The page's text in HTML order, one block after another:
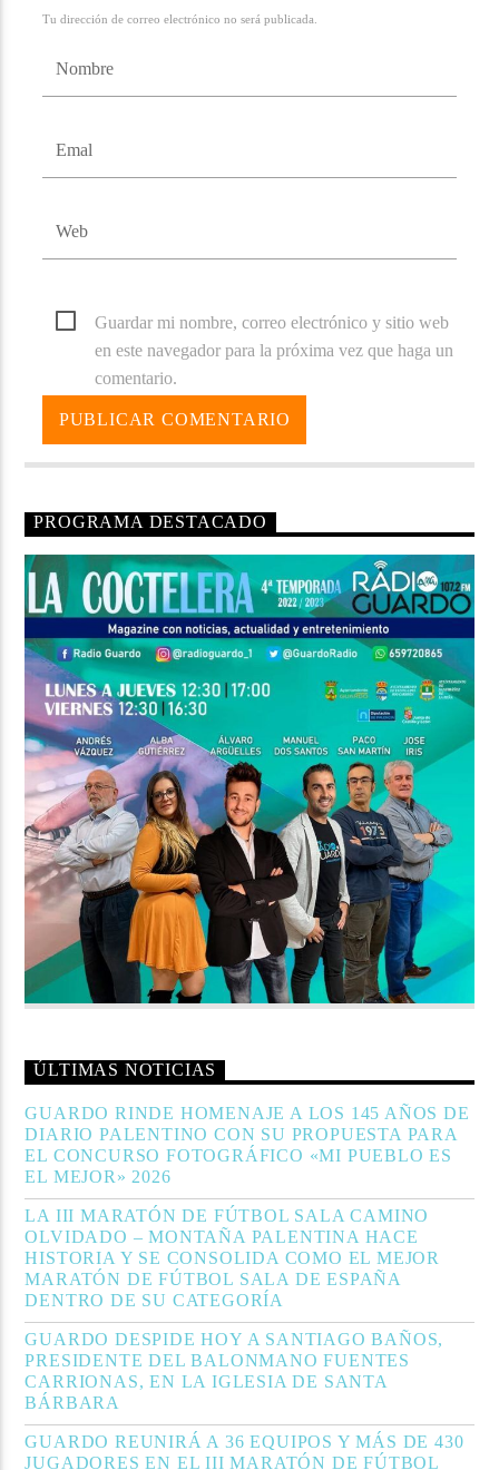
Tu dirección de correo electrónico no será publicada.
Guardar mi nombre, correo electrónico y sitio web
en este navegador para la próxima vez que haga un
comentario.
PROGRAMA DESTACADO
ÚLTIMAS NOTICIAS
GUARDO RINDE HOMENAJE A LOS 145 AÑOS DE
DIARIO PALENTINO CON SU PROPUESTA PARA
EL CONCURSO FOTOGRÁFICO «MI PUEBLO ES
EL MEJOR» 2026
LA III MARATÓN DE FÚTBOL SALA CAMINO
OLVIDADO – MONTAÑA PALENTINA HACE
HISTORIA Y SE CONSOLIDA COMO EL MEJOR
MARATÓN DE FÚTBOL SALA DE ESPAÑA
DENTRO DE SU CATEGORÍA
GUARDO DESPIDE HOY A SANTIAGO BAÑOS,
PRESIDENTE DEL BALONMANO FUENTES
CARRIONAS, EN LA IGLESIA DE SANTA
BÁRBARA
GUARDO REUNIRÁ A 36 EQUIPOS Y MÁS DE 430
JUGADORES EN EL III MARATÓN DE FÚTBOL